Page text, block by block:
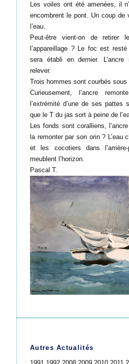
Les voiles ont été amenées, il
encombrent le pont. Un coup de
l’eau.
Peut-être vient-on de retirer
l’appareillage ? Le foc est
sera établi en dernier.
relever.
Trois hommes sont courbés sous
Curieusement, l’ancre
l’extrémité d’une de ses pattes
que le T du jas sort à peine de
Les fonds sont coralliens,
la remonter par son orin ? L’eau
et les cocotiers dans
meublent l’horizon.
Pascal T.
Autres Actualités